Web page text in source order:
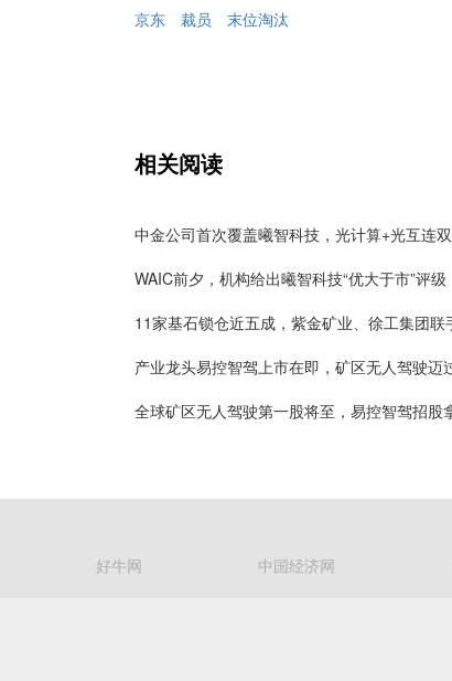
京东 裁员 末位淘汰
相关阅读
WAIC前夕，机构给出曦智科技“优大于市”评级
好牛网 中国经济网